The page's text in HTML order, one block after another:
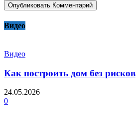
Видео
Видео
Как построить дом без рисков
24.05.2026
0